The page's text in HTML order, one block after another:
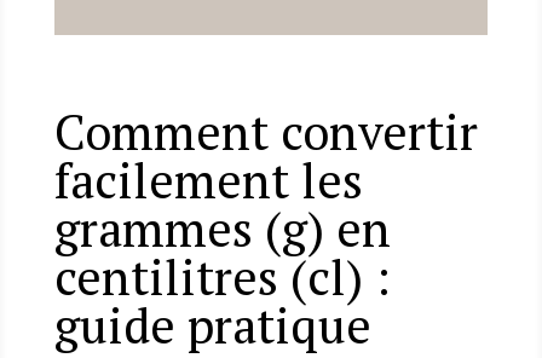
Comment convertir
facilement les
grammes (g) en
centilitres (cl) :
guide pratique